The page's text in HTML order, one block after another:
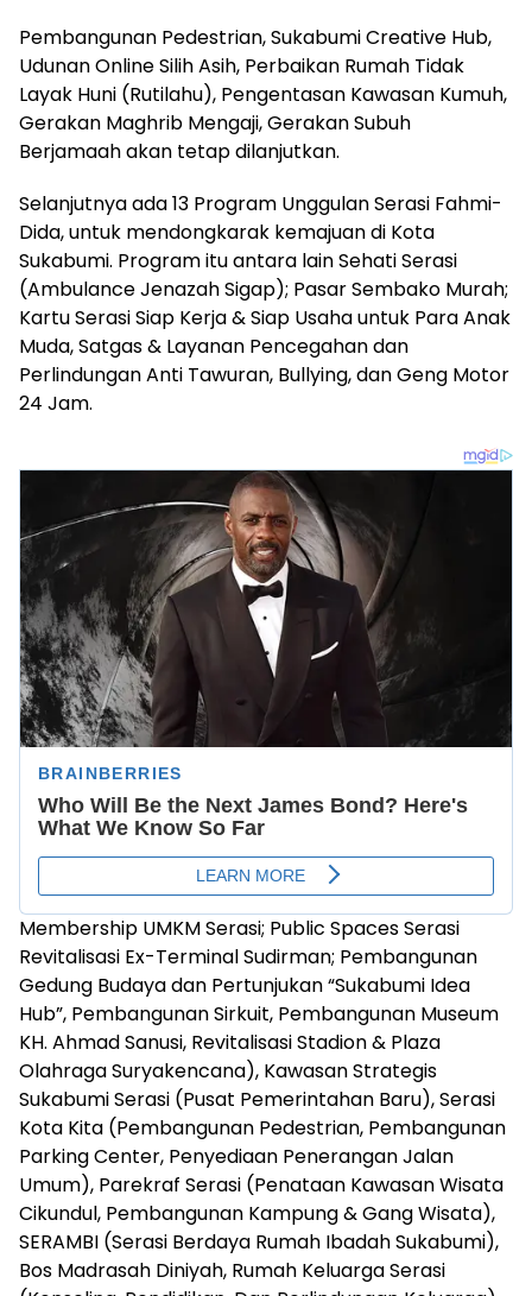
Pembangunan Pedestrian, Sukabumi Creative Hub,
Udunan Online Silih Asih, Perbaikan Rumah Tidak
Layak Huni (Rutilahu), Pengentasan Kawasan Kumuh,
Gerakan Maghrib Mengaji, Gerakan Subuh
Berjamaah akan tetap dilanjutkan.
Selanjutnya ada 13 Program Unggulan Serasi Fahmi-
Dida, untuk mendongkarak kemajuan di Kota
Sukabumi. Program itu antara lain Sehati Serasi
(Ambulance Jenazah Sigap); Pasar Sembako Murah;
Kartu Serasi Siap Kerja & Siap Usaha untuk Para Anak
Muda, Satgas & Layanan Pencegahan dan
Perlindungan Anti Tawuran, Bullying, dan Geng Motor
24 Jam.
Membership UMKM Serasi; Public Spaces Serasi
Revitalisasi Ex-Terminal Sudirman; Pembangunan
Gedung Budaya dan Pertunjukan “Sukabumi Idea
Hub”, Pembangunan Sirkuit, Pembangunan Museum
KH. Ahmad Sanusi, Revitalisasi Stadion & Plaza
Olahraga Suryakencana), Kawasan Strategis
Sukabumi Serasi (Pusat Pemerintahan Baru), Serasi
Kota Kita (Pembangunan Pedestrian, Pembangunan
Parking Center, Penyediaan Penerangan Jalan
Umum), Parekraf Serasi (Penataan Kawasan Wisata
Cikundul, Pembangunan Kampung & Gang Wisata),
SERAMBI (Serasi Berdaya Rumah Ibadah Sukabumi),
Bos Madrasah Diniyah, Rumah Keluarga Serasi